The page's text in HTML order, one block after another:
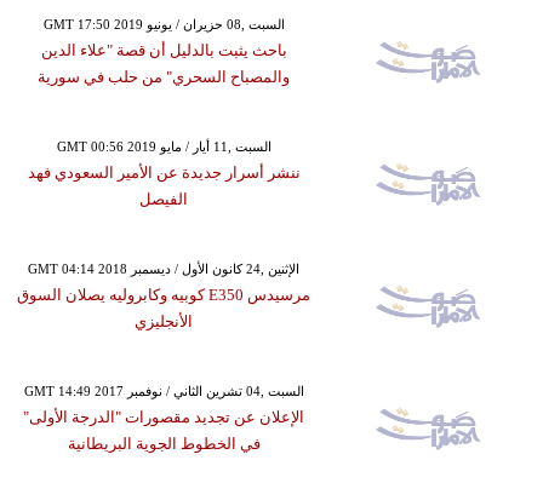
GMT 17:50 2019 السبت ,08 حزيران / يونيو
باحث يثبت بالدليل أن قصة "علاء الدين
والمصباح السحري" من حلب في سورية
GMT 00:56 2019 السبت ,11 أيار / مايو
ننشر أسرار جديدة عن الأمير السعودي فهد
الفيصل
GMT 04:14 2018 الإثنين ,24 كانون الأول / ديسمبر
مرسيدس E350 كوبيه وكابروليه يصلان السوق
الأنجليزي
GMT 14:49 2017 السبت ,04 تشرين الثاني / نوفمبر
الإعلان عن تجديد مقصورات "الدرجة الأولى"
في الخطوط الجوية البريطانية